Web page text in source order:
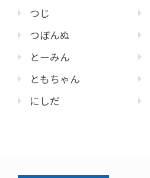
つじ
つぼんぬ
とーみん
ともちゃん
にしだ